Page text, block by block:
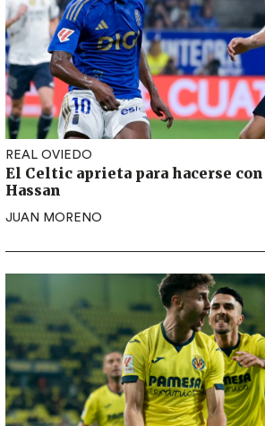
REAL OVIEDO
El Celtic aprieta para hacerse
Hassan
JUAN MORENO